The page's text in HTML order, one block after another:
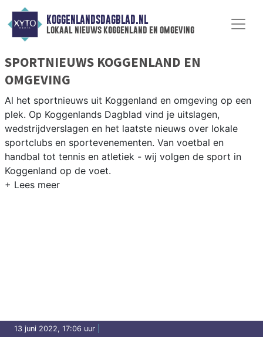
KOGGENLANDSDAGBLAD.NL
lokaal nieuws koggenland en omgeving
SPORTNIEUWS KOGGENLAND EN
OMGEVING
Al het sportnieuws uit Koggenland en omgeving op een
plek. Op Koggenlands Dagblad vind je uitslagen,
wedstrijdverslagen en het laatste nieuws over lokale
sportclubs en sportevenementen. Van voetbal en
handbal tot tennis en atletiek - wij volgen de sport in
Koggenland op de voet.
13 juni 2022, 17:06 uur